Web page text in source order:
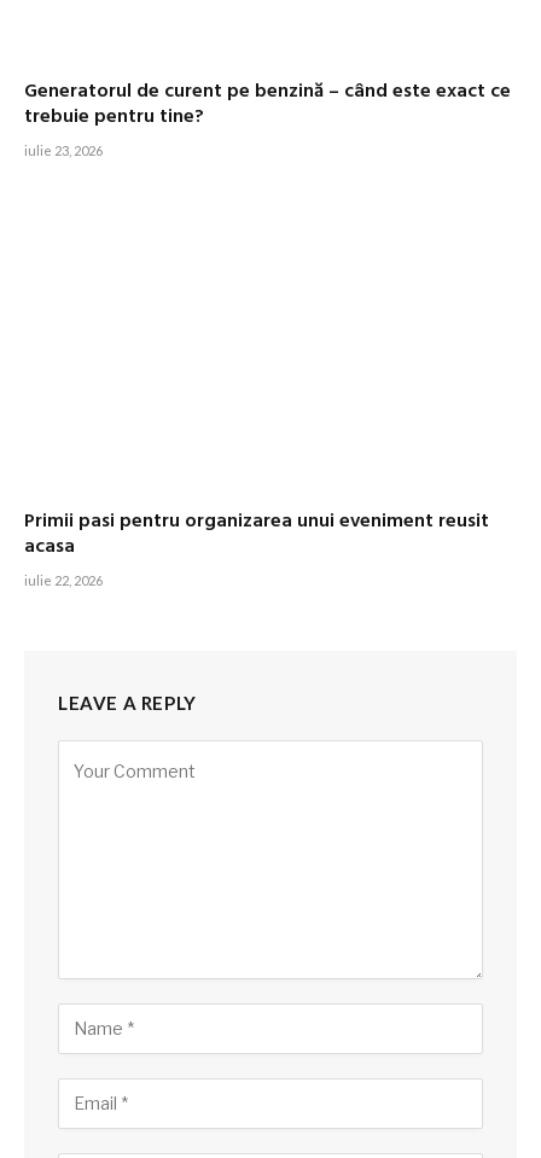
Generatorul de curent pe benzină – când este exact ce
trebuie pentru tine?
iulie 23, 2026
Primii pasi pentru organizarea unui eveniment reusit
acasa
iulie 22, 2026
LEAVE A REPLY